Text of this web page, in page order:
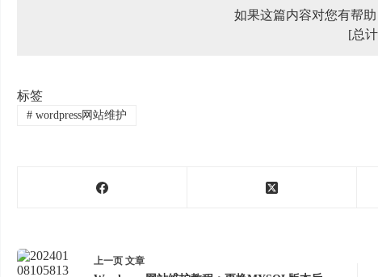
如果这篇内容对您有帮助
[总
标签
#wordpress网站维护
上一页 文章